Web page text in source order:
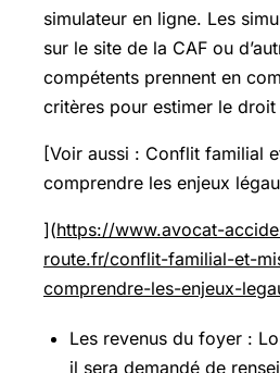
simulateur en ligne. Les
sur le site de la CAF ou
compétents prennent en
critères pour estimer le droit
[Voir aussi : Conflit familial
comprendre les enjeux
](https://www.avocat-
route.fr/conflit-familial-et-
comprendre-les-enjeux-
Les revenus du foyer :
il sera demandé de